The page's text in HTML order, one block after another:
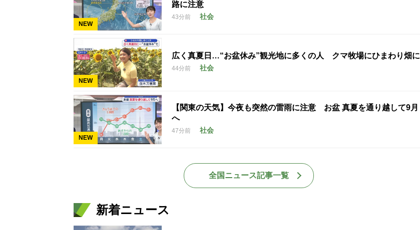
NEW
路に注意
43分前 社会
NEW
広く真夏日…“お盆休み”観光地に多くの人 クマ牧場にひまわり畑に
44分前 社会
NEW
【関東の天気】今夜も突然の雷雨に注意 お盆 真夏を通り越して9月
へ
47分前 社会
全国ニュース記事一覧
新着ニュース